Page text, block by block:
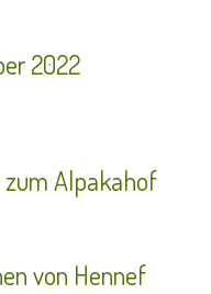
2022
Alpakahof
von Hennef